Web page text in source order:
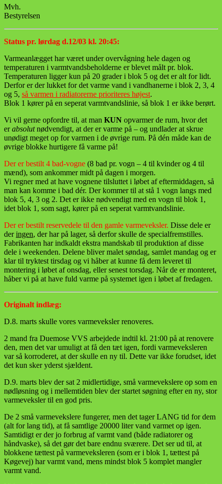
Mvh.
Bestyrelsen
Status pr. lørdag d.12/03 kl. 20:45:
Varmeanlægget har været under overvågning hele dagen og
temperaturen i varmtvandsbeholderne er blevet målt pr. blok.
Temperaturen ligger kun på 20 grader i blok 5 og det er alt for lidt.
Derfor er der lukket for det varme vand i vandhanerne i blok 2, 3, 4
og 5, så varmen i radiatorerne prioriteres højest.
Blok 1 kører på en seperat varmtvandslinie, så blok 1 er ikke berørt.
Vi vil gerne opfordre til, at man KUN opvarmer de rum, hvor det
erabsolutnødvendigt, at der er varme på – og undlader at skrue
unødigt meget op for varmen i de øvrige rum. På dén måde kan de
øvrige blokke hurtigere få varme på!
Der er bestilt 4 bad-vogne (8 bad pr. vogn – 4 til kvinder og 4 til
mænd), som ankommer midt på dagen i morgen.
Vi regner med at have vognene tilsluttet i løbet af eftermiddagen, så
man kan komme i bad dér. Der kommer til at stå 1 vogn langs med
blok 5, 4, 3 og 2. Det er ikke nødvendigt med en vogn til blok 1,
idet blok 1, som sagt, kører på en seperat varmtvandslinie.
Der er bestilt reservedele til den gamle varmeveksler. Disse dele er
deringen, der har på lager, så derfor skulle de specialfremstilles.
Fabrikanten har indkaldt ekstra mandskab til produktion af disse
dele i weekenden. Delene bliver malet søndag, samlet mandag og er
klar til tryktest tirsdag og vi håber at kunne få dem leveret til
montering i løbet af onsdag, eller senest torsdag. Når de er monteret,
håber vi på at have fuld varme på systemet igen i løbet af fredagen.
Originalt indlæg:
D.8. marts skulle vores varmeveksler renoveres.
2 mand fra Duemose VVS arbejdede indtil kl. 21:00 på at renovere
den, men det var umuligt at få den tæt igen, fordi varmeveksleren
var så korroderet, at der skulle en ny til. Dette var ikke forudset, idet
det kun sker yderst sjældent.
D.9. marts blev der sat 2 midlertidige, små varmevekslere op som en
nødløsning og i mellemtiden blev der startet søgning efter en ny, stor
varmeveksler til en god pris.
De 2 små varmevekslere fungerer, men det tager LANG tid for dem
(alt for lang tid), at få samtlige 20000 liter vand varmet op igen.
Samtidigt er der jo forbrug af varmt vand (både radiatorer og
håndvaske), så det gør det bare endnu sværere. Det ser ud til, at
blokkene tættest på varmeveksleren (som er i blok 1, tættest på
Køgevej) har varmt vand, mens mindst blok 5 komplet mangler
varmt vand.